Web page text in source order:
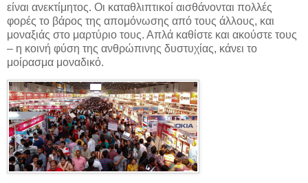
είναι ανεκτίμητος. Οι καταθλιπτικοί αισθάνονται πολλές
φορές το βάρος της απομόνωσης από τους άλλους, και
μοναξιάς στο μαρτύριο τους. Απλά καθίστε και ακούστε τους
– η κοινή φύση της ανθρώπινης δυστυχίας, κάνει το
μοίρασμα μοναδικό.